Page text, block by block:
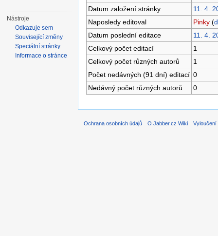
Datum založení stránky
11. 4.
Naposledy editoval
Pinky (
Datum poslední editace
11. 4.
Celkový počet editací
1
Celkový počet různých autorů
1
Počet nedávných (91 dní) editací 0
Nedávný počet různých autorů
0
Nástroje
Odkazuje sem
Související změny
Speciální stránky
Informace o stránce
Ochrana osobních údajů O Jabber.cz Wiki Vyloučení